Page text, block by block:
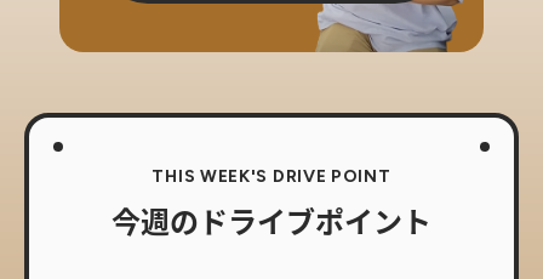
THIS WEEK'S DRIVE POINT
今週のドライブポイント